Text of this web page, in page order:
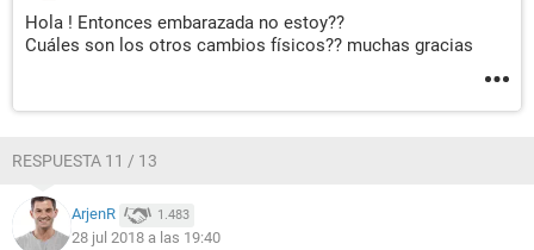
Hola ! Entonces embarazada no estoy??
Cuáles son los otros cambios físicos?? muchas gracias
RESPUESTA 11 / 13
ArjenR 1.483
28 jul 2018 a las 19:40